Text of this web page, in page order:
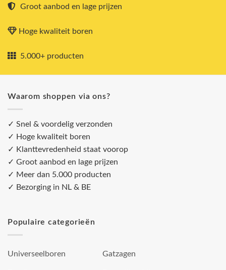
Groot aanbod en lage prijzen
Hoge kwaliteit boren
5.000+ producten
Waarom shoppen via ons?
✓ Snel & voordelig verzonden
✓ Hoge kwaliteit boren
✓ Klanttevredenheid staat voorop
✓ Groot aanbod en lage prijzen
✓ Meer dan 5.000 producten
✓ Bezorging in NL & BE
Populaire categorieën
Universeelboren Gatzagen